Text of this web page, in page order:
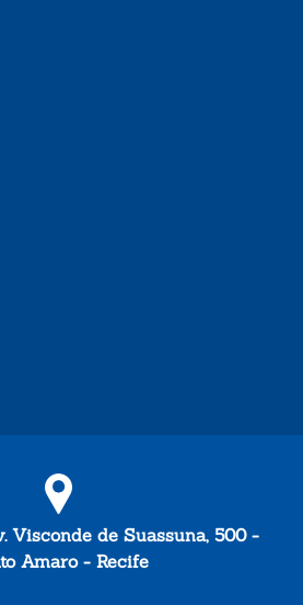
Visconde de Suassuna, 500 -
Amaro - Recife